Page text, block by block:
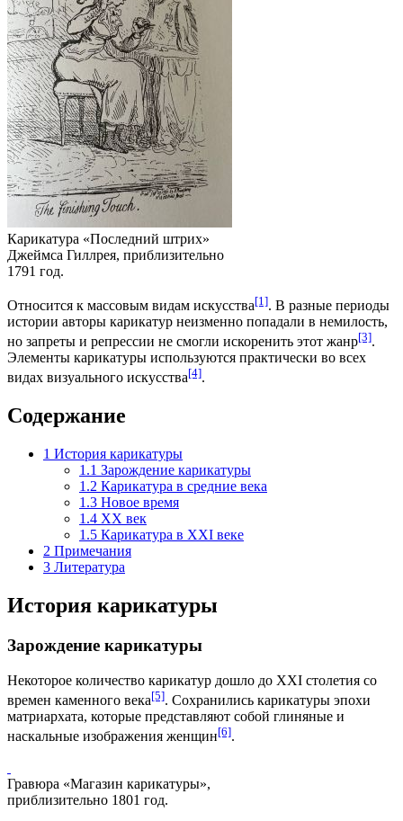
Карикатура «Последний штрих»
Джеймса Гиллрея, приблизительно
1791 год.
Относится к массовым видам искусства[1]. В разные периоды
истории авторы карикатур неизменно попадали в немилость,
но запреты и репрессии не смогли искоренить этот жанр[3].
Элементы карикатуры используются практически во всех
видах визуального искусства[4].
Содержание
1 История карикатуры
1.1 Зарождение карикатуры
1.2 Карикатура в средние века
1.3 Новое время
1.4 XX век
1.5 Карикатура в XXI веке
2 Примечания
3 Литература
История карикатуры
Зарождение карикатуры
Некоторое количество карикатур дошло до XXI столетия со
времен каменного века[5]. Сохранились карикатуры эпохи
матриархата, которые представляют собой глиняные и
наскальные изображения женщин[6].
Гравюра «Магазин карикатуры»,
приблизительно 1801 год.